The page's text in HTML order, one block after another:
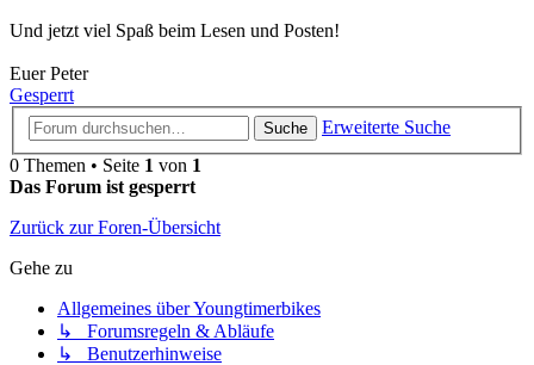
Und jetzt viel Spaß beim Lesen und Posten!
Euer Peter
Gesperrt
Suche
Erweiterte Suche
0 Themen • Seite 1 von 1
Das Forum ist gesperrt
Zurück zur Foren-Übersicht
Gehe zu
Allgemeines über Youngtimerbikes
↳ Forumsregeln & Abläufe
↳ Benutzerhinweise